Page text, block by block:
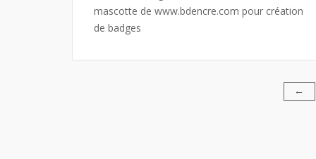
mascotte de www.bdencre.com pour création
de badges
←